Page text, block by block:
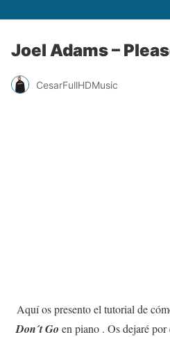
Joel Adams –
CesarFullHDMusic
Aquí os presento el tutorial de
Don´t Go en piano . Os dejaré